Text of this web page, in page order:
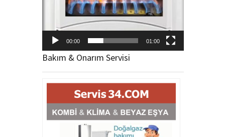
00:00 01:00
Bakım & Onarım Servisi